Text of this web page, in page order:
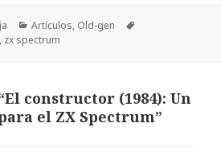
Categorías
Artículos, Old-gen
, zx spectrum
constructor (1984): Un
el ZX Spectrum”